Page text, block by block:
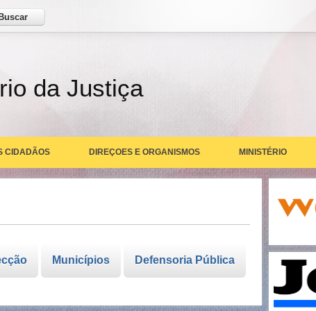
da Justiça
CIDADÃOS DIREÇOES E ORGANISMOS MINISTÉRIO
Municípios Defensoria Pública